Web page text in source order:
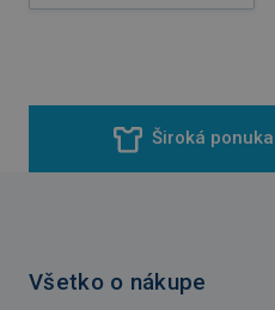
Široká
Všetko o nákupe